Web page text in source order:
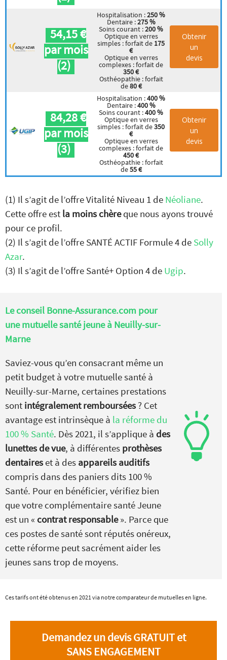
54,15 €
par mois
(2)
Hospitalisation :250 %
Dentaire :275 %
Soins courant :200 %
Optique en verres
simples : forfait de 175
€
Optique en verres
complexes : forfait de
350 €
Osthéopathie : forfait
de80 €
Obtenir
un
devis
84,28 €
par mois
(3)
Hospitalisation :400 %
Dentaire :400 %
Soins courant :400 %
Optique en verres
simples : forfait de350
€
Optique en verres
complexes : forfait de
450 €
Osthéopathie : forfait
de55 €
Obtenir
un
devis
(1) Il s’agit de l’offre Vitalité Niveau 1 de Néoliane.
Cette offre est la moins chèreque nous ayons trouvé
pour ce profil.
(2) Il s’agit de l’offre SANTÉ ACTIF Formule 4 de Solly
Azar.
(3) Il s’agit de l’offre Santé+ Option 4 de Ugip.
Le conseil Bonne-Assurance.com pour
une mutuelle santé jeune à Neuilly-sur-
Marne
Saviez-vous qu’en consacrant même un
petit budget à votre mutuelle santé à
Neuilly-sur-Marne, certaines prestations
sont intégralement remboursées ? Cet
avantage est intrinsèque à la réforme du
100 % Santé. Dès 2021, il s’applique à des
lunettes de vue, à différentes prothèses
dentaires et à des appareils auditifs
compris dans des paniers dits 100 %
Santé. Pour en bénéficier, vérifiez bien
que votre complémentaire santé Jeune
est un « contrat responsable». Parce que
ces postes de santé sont réputés onéreux,
cette réforme peut sacrément aider les
jeunes sans trop de moyens.
Ces tarifs ont été obtenus en 2021 via notre comparateur de mutuelles en ligne.
Demandez un devis GRATUIT et
SANS ENGAGEMENT